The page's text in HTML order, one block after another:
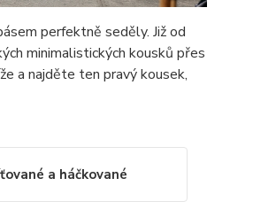
perfektně seděly. Již od
minimalistických kousků přes
a najděte ten pravý kousek,
a háčkované